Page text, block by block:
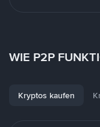
WIE P2P
Kryptos kaufen